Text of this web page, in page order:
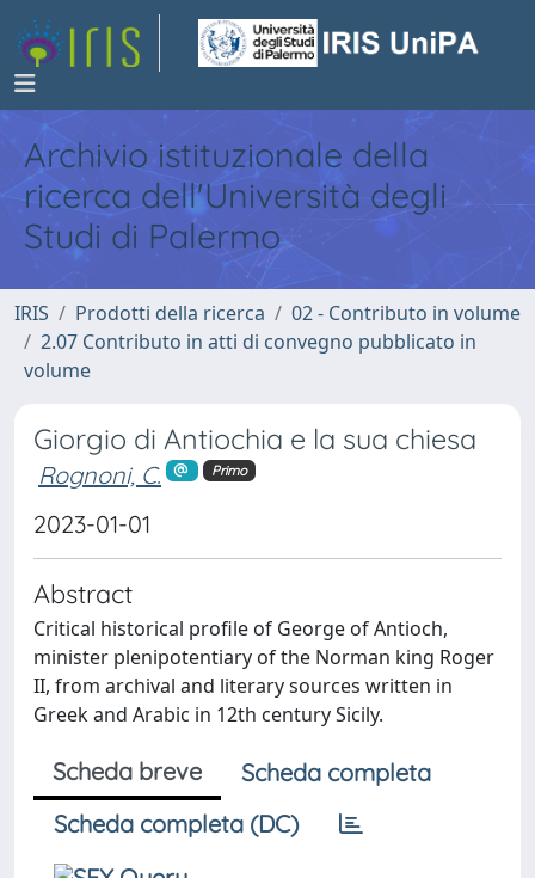
Archivio istituzionale della
ricerca dell'Università degli
Studi di Palermo
IRIS Prodotti della ricerca
02 - Contributo in volume
2.07 Contributo in atti di convegno pubblicato in
volume
Giorgio di Antiochia e la sua chiesa
Rognoni, C. Primo
2023-01-01
Abstract
Critical historical profile of George of Antioch,
minister plenipotentiary of the Norman king Roger
II, from archival and literary sources written in
Greek and Arabic in 12th century Sicily.
Scheda breve
Scheda completa
Scheda completa (DC)